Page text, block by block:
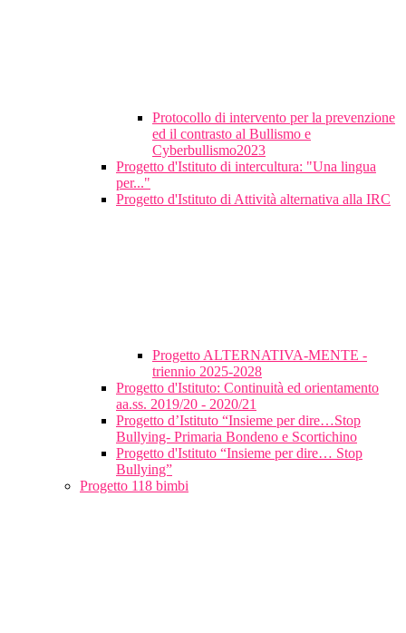
Protocollo di intervento per la prevenzione
ed il contrasto al Bullismo e
Cyberbullismo2023
Progetto d'Istituto di intercultura: "Una lingua
per..."
Progetto d'Istituto di Attività alternativa alla IRC
Progetto ALTERNATIVA-MENTE -
triennio 2025-2028
Progetto d'Istituto: Continuità ed orientamento
aa.ss. 2019/20 - 2020/21
Progetto d’Istituto “Insieme per dire…Stop
Bullying- Primaria Bondeno e Scortichino
Progetto d'Istituto “Insieme per dire… Stop
Bullying”
Progetto 118 bimbi